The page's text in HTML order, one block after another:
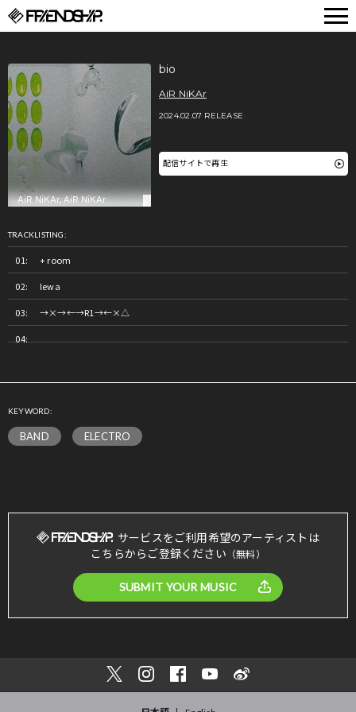
bio
AiR NiKAr
2024.02.07 RELEASE
配信サイトで再生
TRACKLISTING:
+ room
lewa
→×→←→R1→←×△
KEYWORD:
BAND ELECTRO
サービスをご利用希望のアーティストは
こちらからご登録ください （無料）
SUBMIT YOUR MUSIC